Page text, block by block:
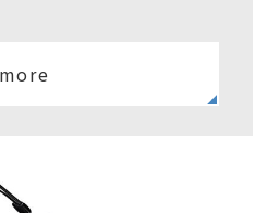
more